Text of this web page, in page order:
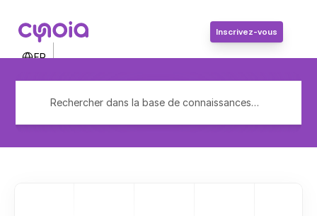
Inscrivez-vous
FR
Inscrivez-vous
Rechercher dans la base de connaissances…